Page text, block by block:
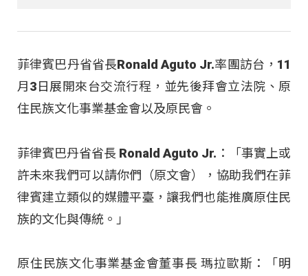
菲律賓巴丹省省長Ronald Aguto Jr.率團訪台，11
月3日展開來台交流行程，並先後拜會立法院、原
住民族文化事業基金會以及原民會。
菲律賓巴丹省省長 Ronald Aguto Jr.：「事實上或
許未來我們可以請你們（原文會），協助我們在菲
律賓建立類似的媒體平臺，讓我們也能推廣原住民
族的文化與傳統。」
原住民族文化事業基金會董事長 瑪拉歐斯：「明